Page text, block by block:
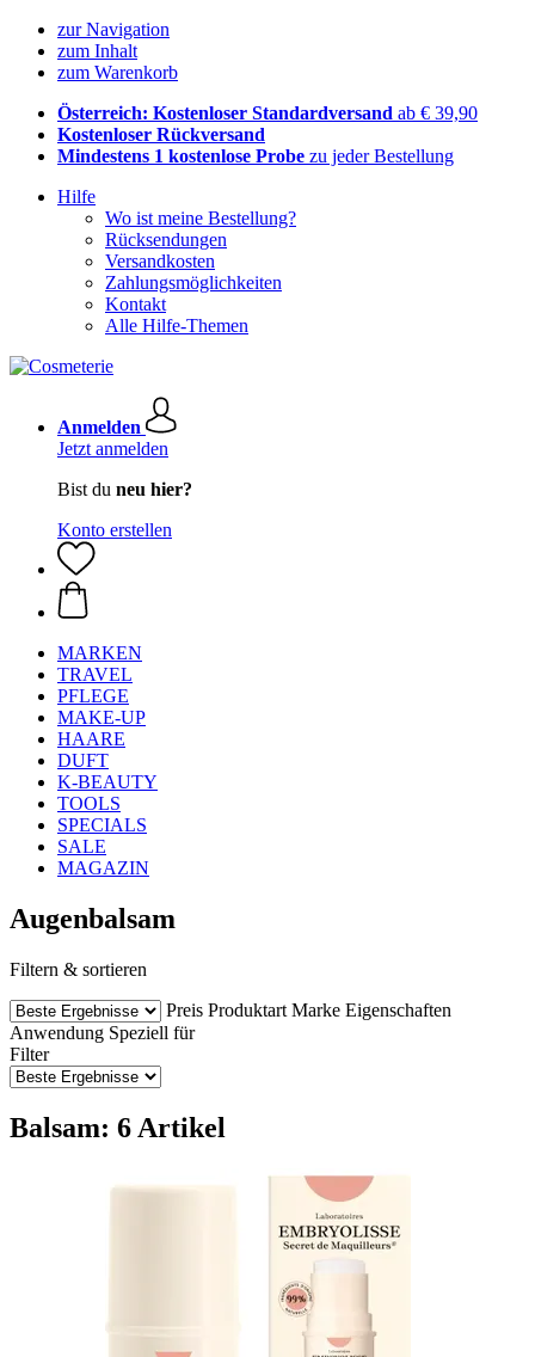
zur Navigation
zum Inhalt
zum Warenkorb
Österreich: Kostenloser Standardversand ab € 39,90
Kostenloser Rückversand
Mindestens 1 kostenlose Probe zu jeder Bestellung
Hilfe
Wo ist meine Bestellung?
Rücksendungen
Versandkosten
Zahlungsmöglichkeiten
Kontakt
Alle Hilfe-Themen
Anmelden
Jetzt anmelden
Bist du neu hier?
Konto erstellen
MARKEN
TRAVEL
PFLEGE
MAKE-UP
HAARE
DUFT
K-BEAUTY
TOOLS
SPECIALS
SALE
MAGAZIN
Augenbalsam
Filtern & sortieren
Preis Produktart Marke Eigenschaften
Anwendung Speziell für
Filter
Balsam: 6 Artikel